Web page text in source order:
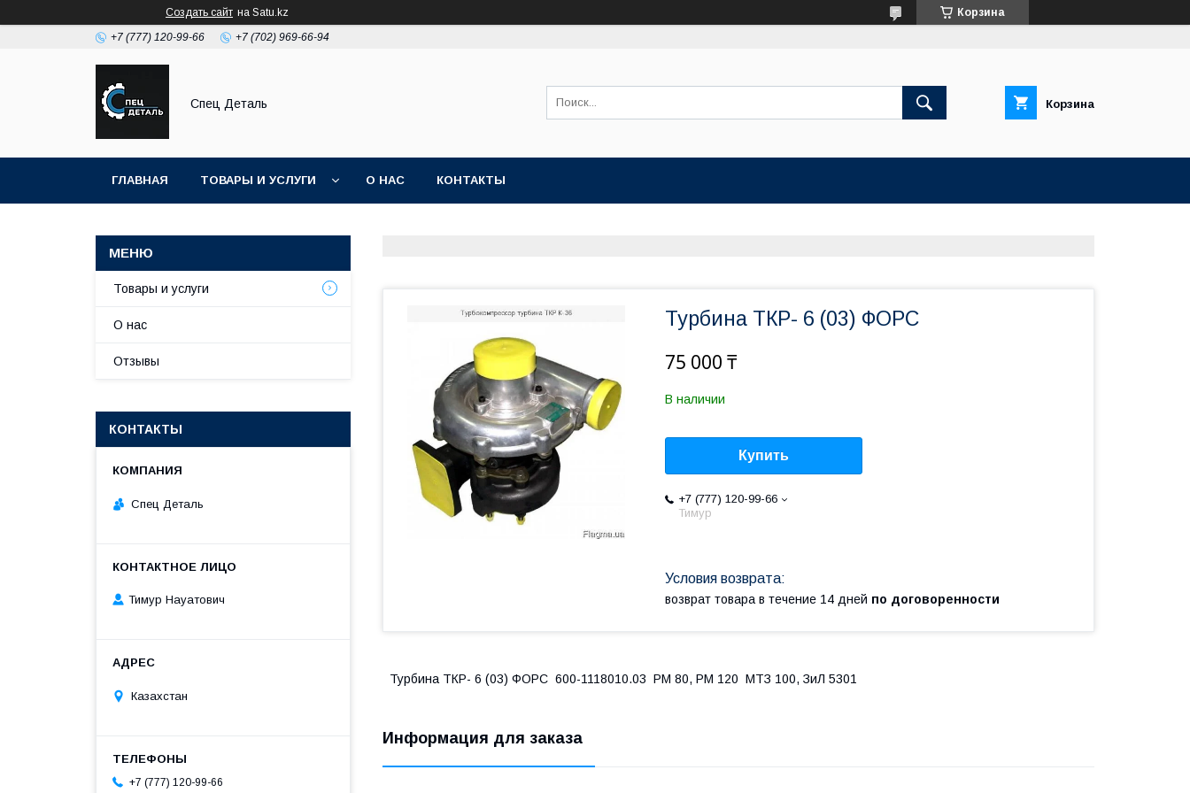
Создать сайт на Satu.kz Корзина
+7 (777) 120-99-66 +7 (702) 969-66-94
Спец Деталь Корзина
ГЛАВНАЯ ТОВАРЫ И УСЛУГИ О НАС КОНТАКТЫ
Турбина ТКР- 6 (03) ФОРС
75 000 ₸
В наличии
Купить
+7 (777) 120-99-66
Тимур
возврат товара в течение 14 дней по договоренности
Турбина ТКР- 6 (03) ФОРС 600-1118010.03 РМ 80, РМ 120 МТЗ 100, ЗиЛ 5301
Информация для заказа
Товары и услуги
О нас
Отзывы
КОНТАКТЫ
Спец Деталь
Тимур Науатович
Казахстан
+7 (777) 120-99-66